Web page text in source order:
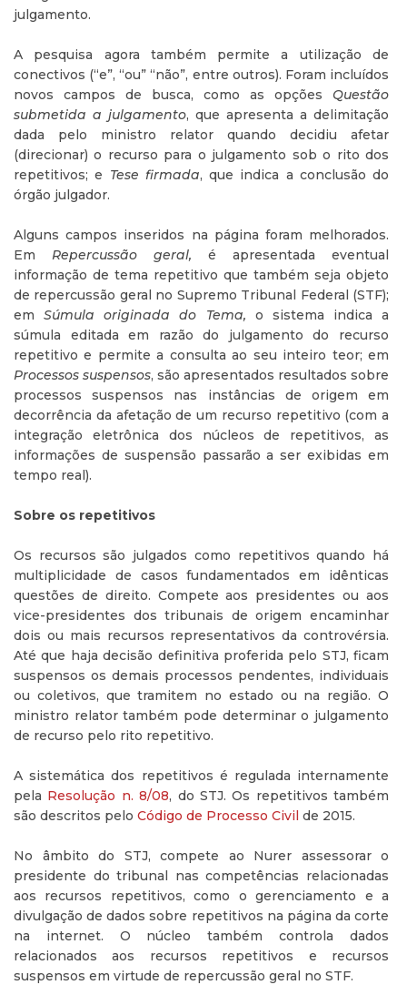
julgamento.
A pesquisa agora também permite a utilização de
conectivos (“e”, “ou” “não”, entre outros). Foram incluídos
novos campos de busca, como as opções Questão
submetida a julgamento, que apresenta a delimitação
dada pelo ministro relator quando decidiu afetar
(direcionar) o recurso para o julgamento sob o rito dos
repetitivos; e Tese firmada, que indica a conclusão do
órgão julgador.
Alguns campos inseridos na página foram melhorados.
Em Repercussão geral, é apresentada eventual
informação de tema repetitivo que também seja objeto
de repercussão geral no Supremo Tribunal Federal (STF);
emSúmula originada do Tema, o sistema indica a
súmula editada em razão do julgamento do recurso
repetitivo e permite a consulta ao seu inteiro teor; em
Processos suspensos, são apresentados resultados sobre
processos suspensos nas instâncias de origem em
decorrência da afetação de um recurso repetitivo (com a
integração eletrônica dos núcleos de repetitivos, as
informações de suspensão passarão a ser exibidas em
tempo real).
Sobre os repetitivos
Os recursos são julgados como repetitivos quando há
multiplicidade de casos fundamentados em idênticas
questões de direito. Compete aos presidentes ou aos
vice-presidentes dos tribunais de origem encaminhar
dois ou mais recursos representativos da controvérsia.
Até que haja decisão definitiva proferida pelo STJ, ficam
suspensos os demais processos pendentes, individuais
ou coletivos, que tramitem no estado ou na região. O
ministro relator também pode determinar o julgamento
de recurso pelo rito repetitivo.
A sistemática dos repetitivos é regulada internamente
pela Resolução n. 8/08, do STJ. Os repetitivos também
são descritos pelo Código de Processo Civil de 2015.
No âmbito do STJ, compete ao Nurer assessorar o
presidente do tribunal nas competências relacionadas
aos recursos repetitivos, como o gerenciamento e a
divulgação de dados sobre repetitivos na página da corte
na internet. O núcleo também controla dados
relacionados aos recursos repetitivos e recursos
suspensos em virtude de repercussão geral no STF.